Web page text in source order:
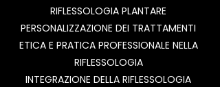
RIFLESSOLOGIA PLANTARE
PERSONALIZZAZIONE DEI TRATTAMENTI
ETICA E PRATICA PROFESSIONALE NELLA
RIFLESSOLOGIA
INTEGRAZIONE DELLA RIFLESSOLOGIA